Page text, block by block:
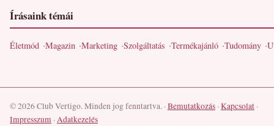
Írásaink témái
Életmód Magazin Marketing Szolgáltatás Termékajánló Tudomány
© 2026 Club Vertigo. Minden jog fenntartva. ·Bemutatkozás ·Kapcsolat ·
Impresszum ·Adatkezelés